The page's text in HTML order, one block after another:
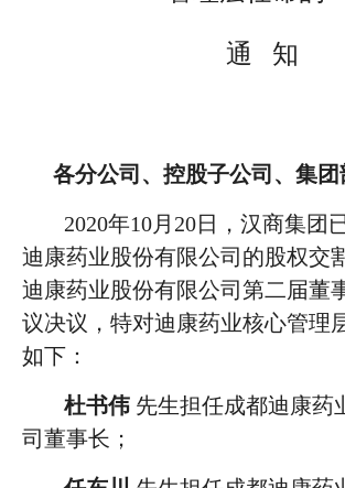
通 知
各分公司、控股子公司、集团
2020年10月20日，汉商集团
迪康药业股份有限公司的股权交
迪康药业股份有限公司第二届董
议决议， 特对迪康药业核心管理
如下：
杜书伟 先生担任成都迪康药
司董事长；